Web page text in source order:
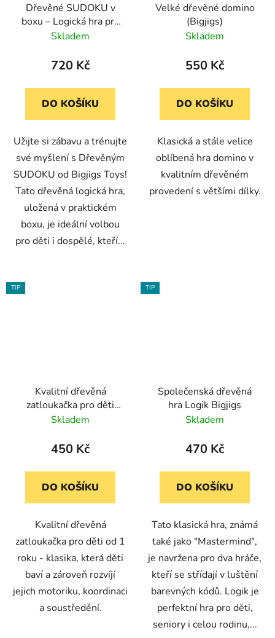
Dřevěné SUDOKU v
boxu – Logická hra pro
děti i dospělé
Skladem
720 Kč
DO KOŠÍKU
Užijte si zábavu a trénujte
své myšlení s Dřevěným
SUDOKU od Bigjigs Toys!
Tato dřevěná logická hra,
uložená v praktickém
boxu, je ideální volbou
pro děti i dospělé, kteří...
Velké dřevěné domino
(Bigjigs)
Skladem
550 Kč
DO KOŠÍKU
Klasická a stále velice
oblíbená hra domino v
kvalitním dřevěném
provedení s většími dílky.
TIP
Kvalitní dřevěná
zatloukačka pro děti
Bigjigs Toys
Skladem
450 Kč
DO KOŠÍKU
Kvalitní dřevěná
zatloukačka pro děti od 1
roku - klasika, která děti
baví a zároveň rozvíjí
jejich motoriku, koordinaci
a soustředění.
TIP
Společenská dřevěná
hra Logik Bigjigs
Skladem
470 Kč
DO KOŠÍKU
Tato klasická hra, známá
také jako "Mastermind",
je navržena pro dva hráče,
kteří se střídají v luštění
barevných kódů. Logik je
perfektní hra pro děti,
seniory i celou rodinu,...